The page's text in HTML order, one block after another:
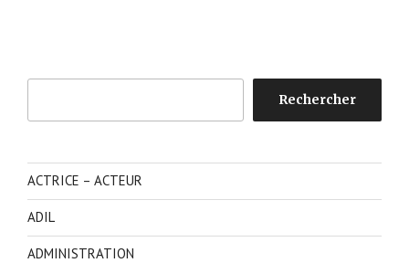
Rechercher
ACTRICE – ACTEUR
ADIL
ADMINISTRATION